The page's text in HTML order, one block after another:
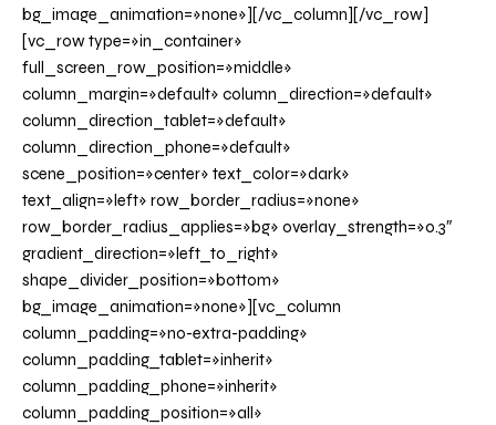
bg_image_animation=»none»][/vc_column][/vc_row]
[vc_row type=»in_container»
full_screen_row_position=»middle»
column_margin=»default» column_direction=»default»
column_direction_tablet=»default»
column_direction_phone=»default»
scene_position=»center» text_color=»dark»
text_align=»left» row_border_radius=»none»
row_border_radius_applies=»bg» overlay_strength=»0.3″
gradient_direction=»left_to_right»
shape_divider_position=»bottom»
bg_image_animation=»none»][vc_column
column_padding=»no-extra-padding»
column_padding_tablet=»inherit»
column_padding_phone=»inherit»
column_padding_position=»all»